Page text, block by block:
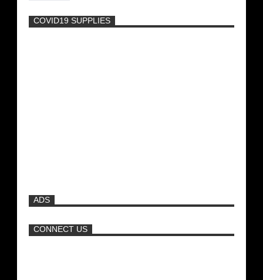
ότι δεν θα περπατήσει ποτέ ξανά!
-
COVID19 SUPPLIES
ADS
CONNECT US